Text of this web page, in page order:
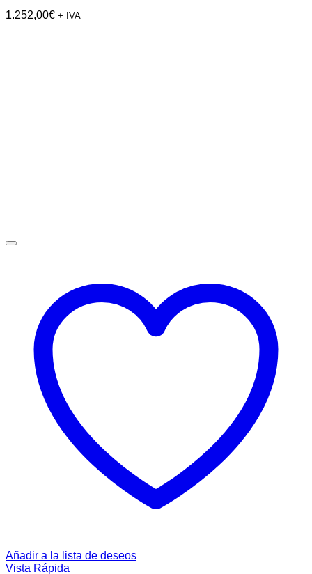
1.252,00€ + IVA
Añadir a la lista de deseos
Vista Rápida